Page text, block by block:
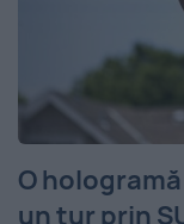
O
un tur prin